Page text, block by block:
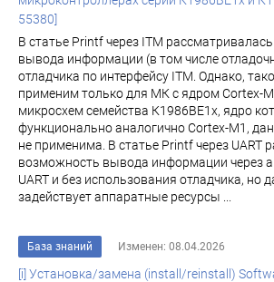
55380]
В статье Printf через ITM
вывода информации (в том числе
отладчика по интерфейсу ITM. Однако,
применим только для МК с ядром Cortex-
микросхем семейства К1986ВЕ1x, ядро
функционально аналогично Cortex-M1,
не применима. В статье Printf через UART
возможность вывода информации через
UART и без использования отладчика, но
задействует аппаратные ресурсы ...
База знаний Изменен: 08.04.2026
[i] Установка/замена (install/reinstall)